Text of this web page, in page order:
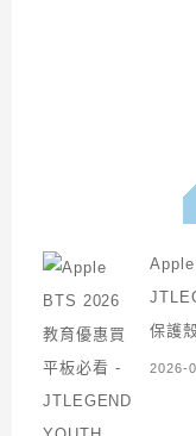
保護
2026-